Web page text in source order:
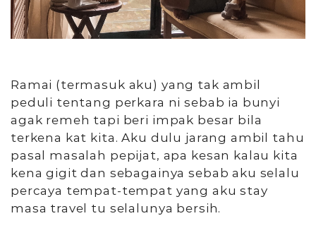
Ramai (termasuk aku) yang tak ambil
peduli tentang perkara ni sebab ia bunyi
agak remeh tapi beri impak besar bila
terkena kat kita. Aku dulu jarang ambil tahu
pasal masalah pepijat, apa kesan kalau kita
kena gigit dan sebagainya sebab aku selalu
percaya tempat-tempat yang aku stay
masa travel tu selalunya bersih.